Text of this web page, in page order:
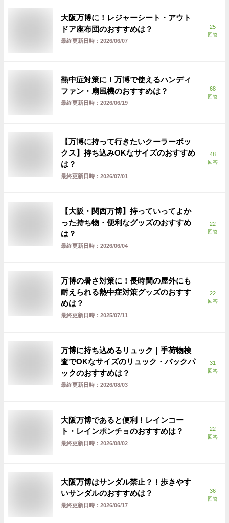
大阪万博に！レジャーシート・アウト
ドア座布団のおすすめは？
最終更新日時： 2026/06/07
25
回答
熱中症対策に！万博で使えるハンディ
ファン・扇風機のおすすめは？
最終更新日時： 2026/06/19
68
回答
【万博に持って行きたいクーラーボッ
クス】持ち込みOKなサイズのおすすめ
は？
最終更新日時： 2026/07/01
48
回答
【大阪・関西万博】持っていってよか
った持ち物・便利なグッズのおすすめ
は？
最終更新日時： 2026/06/04
22
回答
万博の暑さ対策に！長時間の屋外にも
耐えられる熱中症対策グッズのおすす
めは？
最終更新日時： 2025/07/11
22
回答
万博に持ち込めるリュック｜手荷物検
査でOKなサイズのリュック・バックパ
ックのおすすめは？
最終更新日時： 2026/08/03
31
回答
大阪万博であると便利！レインコー
ト・レインポンチョのおすすめは？
最終更新日時： 2026/08/02
22
回答
大阪万博はサンダル禁止？！歩きやす
いサンダルのおすすめは？
最終更新日時： 2026/06/17
36
回答